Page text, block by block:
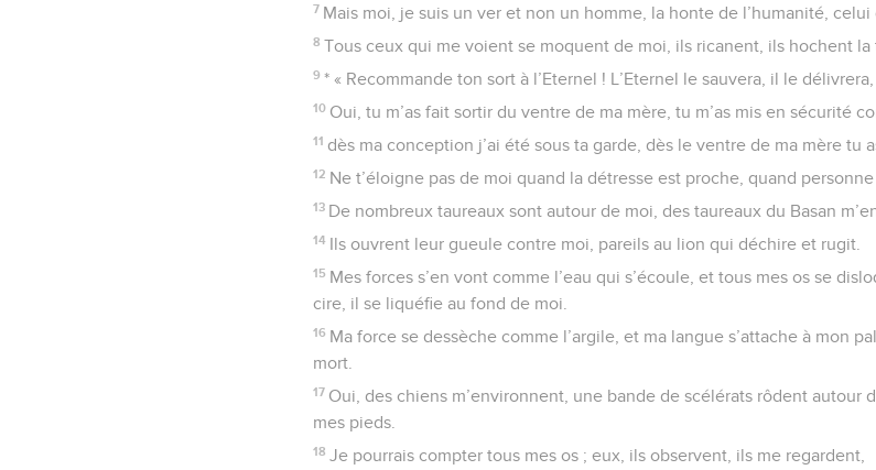
7 Mais moi, je suis un ver et non un homme, la honte de l’humanité,
8 Tous ceux qui me voient se moquent de moi, ils ricanent, ils hochent la
9 * « Recommande ton sort à l’Eternel ! L’Eternel le sauvera, il le délivrera,
10 Oui, tu m’as fait sortir du ventre de ma mère, tu m’as mis en sécurité
11 dès ma conception j’ai été sous ta garde, dès le ventre de ma mère tu
12 Ne t’éloigne pas de moi quand la détresse est proche, quand
13 De nombreux taureaux sont autour de moi, des taureaux du Basan
14 Ils ouvrent leur gueule contre moi, pareils au lion qui déchire et rugit.
15 Mes forces s’en vont comme l’eau qui s’écoule, et tous mes os se
cire, il se liquéfie au fond de moi.
16 Ma force se dessèche comme l’argile, et ma langue s’attache à mon
mort.
17 Oui, des chiens m’environnent, une bande de scélérats rôdent autour
mes pieds.
18 Je pourrais compter tous mes os ; eux, ils observent, ils me regardent,